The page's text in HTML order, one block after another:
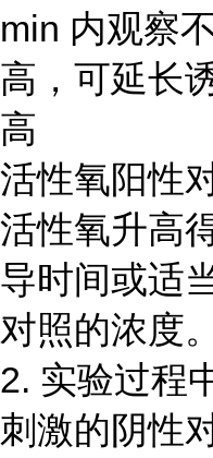
min 内观察
高，可延长
高
活性氧阳性
活性氧升高
导时间或适
对照的浓度。
2. 实验过程
刺激的阴性